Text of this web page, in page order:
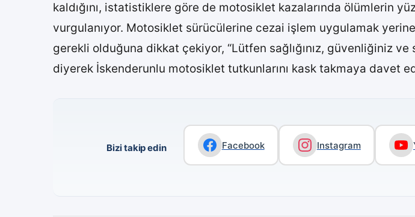
kaldığını, istatistiklere göre de motosiklet kazalarında ölümlerin
vurgulanıyor. Motosiklet sürücülerine cezai işlem uygulamak
gerekli olduğuna dikkat çekiyor, “Lütfen sağlığınız, güvenliğiniz
diyerek İskenderunlu motosiklet tutkunlarını kask takmaya davet
Bizi takip edin Facebook Instagram